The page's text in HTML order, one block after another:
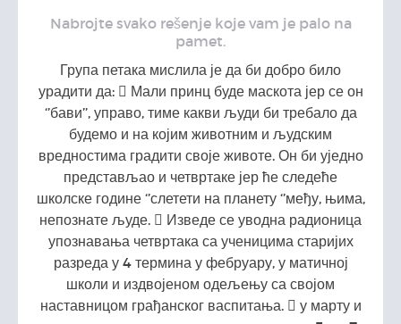
Nabrojte svako rešenje koje vam je palo na
pamet.
Група петака мислила је да би добро било
урадити да:  Мали принц буде маскота јер се он
‘’бави’’, управо, тиме какви људи би требало да
будемо и на којим животним и људским
вредностима градити своје животе. Он би уједно
представљао и четвртаке јер ће следеће
школске године ‘’слетети на планету ‘’међу, њима,
непознате људе.  Изведе се уводна радионица
упознавања четвртака са ученицима старијих
разреда у 4 термина у фебруару, у матичној
школи и издвојеном одељењу са својом
наставницом грађанског васпитања.  у марту и